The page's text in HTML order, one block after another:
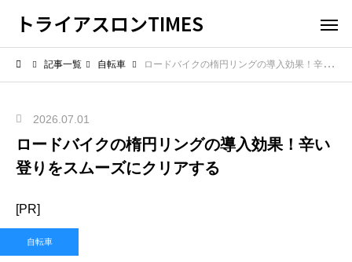
トライアスロンTIMES
記事一覧 自転車 ロードバイクの楕円リングの導入効果！辛い登りをスムーズにクリアする
2026.07.01
ロードバイクの楕円リングの導入効果！辛い
登りをスムーズにクリアする
[PR]
自転車